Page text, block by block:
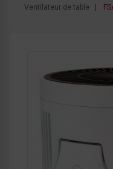
Ventilateur de table